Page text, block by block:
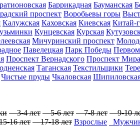
Баррикадная Бауманская
проспект Воробьевы горы
Калужская Каховская Киевская Китай-
Кунцевская Курская
Мичуринский проспект
Павелецкая Парк Победы
Проспект Вернадского Проспект Мира
Таганская Текстильщики
Чистые пруды Чкаловская
3-4 лет 5-6 лет 7-8 лет 9-10
16 лет 17-18 лет Взрослые